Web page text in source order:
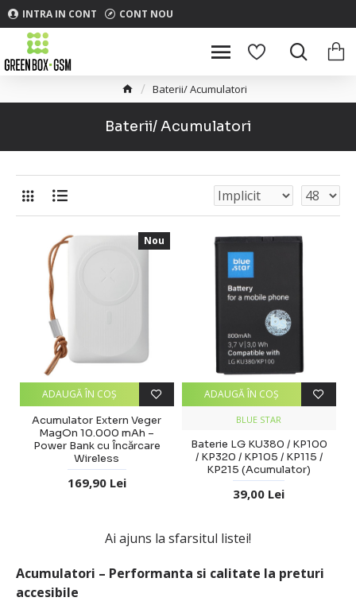
INTRA IN CONT CONT NOU
Baterii/ Acumulatori
Baterii/ Acumulatori
Acumulatori – Performanta si calitate la preturi
accesibile
Nou
Acumulator Extern Veger
MagOn 10.000 mAh –
Power Bank cu Încărcare
Wireless
169,90 Lei
ADAUGĂ ÎN COŞ
BLUE STAR
Baterie LG KU380 / KP100
/ KP320 / KP105 / KP115 /
KP215 (Acumulator)
39,00 Lei
ADAUGĂ ÎN COŞ
Ai ajuns la sfarsitul listei!